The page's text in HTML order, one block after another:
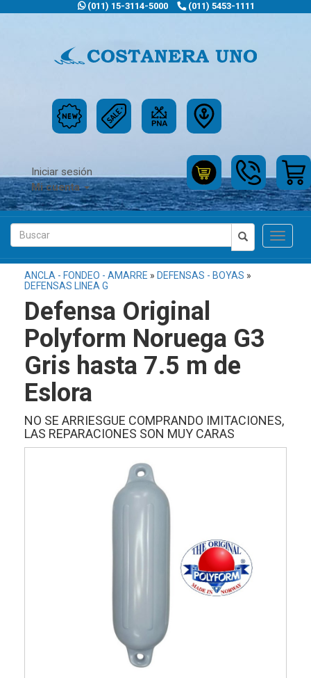
(011) 15-3114-5000 (011) 5453-1111
Iniciar sesión
Mi cuenta
Toggle
ANCLA - FONDEO - AMARRE » DEFENSAS - BOYAS »
DEFENSAS LINEA G
Defensa Original
Polyform Noruega G3
Gris hasta 7.5 m de
Eslora
NO SE ARRIESGUE COMPRANDO IMITACIONES,
LAS REPARACIONES SON MUY CARAS